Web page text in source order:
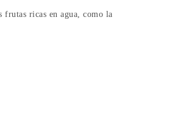
frutas ricas en agua, como la